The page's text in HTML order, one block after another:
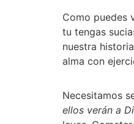
Como puedes
tu tengas
nuestra
alma con
Necesitamos
ellos verán a